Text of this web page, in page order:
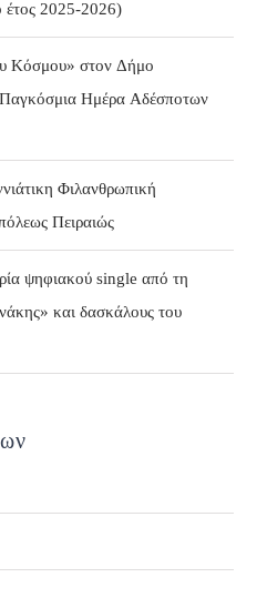
έτος 2025-2026)
Κόσμου» στον Δήμο
Ημέρα Αδέσποτων
Φιλανθρωπική
Πειραιώς
ψηφιακού single από τη
και δασκάλους του